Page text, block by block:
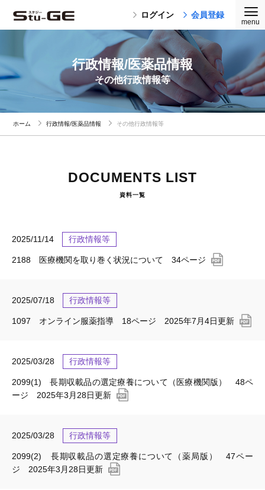
ログイン 会員登録
行政情報/医薬品情報
その他行政情報等
ホーム 行政情報/医薬品情報 その他行政情報等
DOCUMENTS LIST
資料一覧
2025/11/14 行政情報等
2188 医療機関を取り巻く状況について 34ページ
2025/07/18 行政情報等
1097 オンライン服薬指導 18ページ 2025年7月4日更新
2025/03/28 行政情報等
2099(1) 長期収載品の選定療養について（医療機関版） 48ペ
ージ 2025年3月28日更新
2025/03/28 行政情報等
2099(2) 長期収載品の選定療養について（薬局版） 47ペー
ジ 2025年3月28日更新